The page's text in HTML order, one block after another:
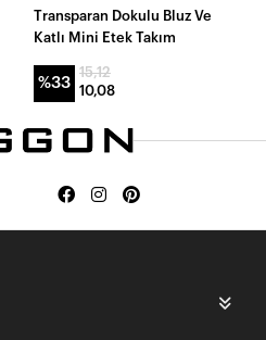
Transparan Dokulu Bluz Ve
Katlı Mini Etek Takım
%33
15,12
10,08